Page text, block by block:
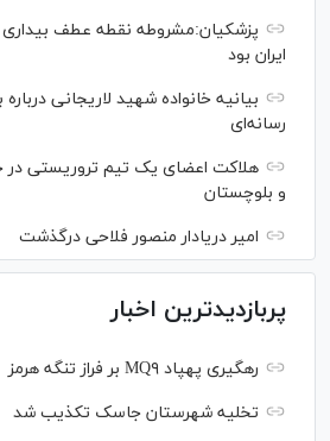
پزشکیان:مشروطه نقطه عطف
ایران بود
بیانیه خانواده شهید لاریجانی
رسانه‌ای
هلاکت اعضای یک تیم تروریستی
و بلوچستان
امیر دریادار منصور فلاحی درگذشت
پربازدیدترین اخبار
رهگیری پهپاد MQ۹ بر فراز تنگه هرمز
تخلیه شهرستان جاسک تکذیب شد